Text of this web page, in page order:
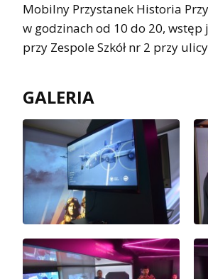
Mobilny Przystanek Historia
w godzinach od 10 do 20, wstęp
przy Zespole Szkół nr 2 przy
GALERIA